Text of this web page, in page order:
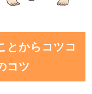
とからコツコ
コツ